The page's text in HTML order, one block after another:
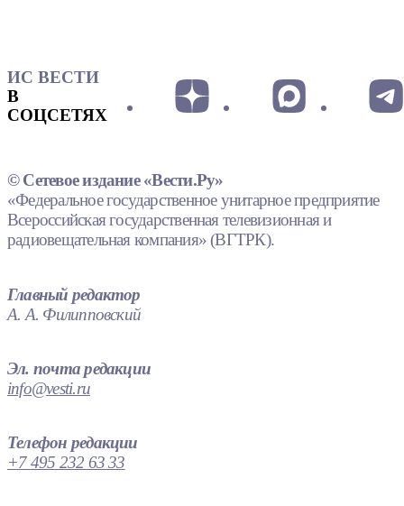
ИС ВЕСТИ
В
СОЦСЕТЯХ
© Сетевое издание «Вести.Ру»
«Федеральное государственное унитарное предприятие
Всероссийская государственная телевизионная и
радиовещательная компания» (ВГТРК).
Главный редактор
А. А. Филипповский
Эл. почта редакции
info@vesti.ru
Телефон редакции
+7 495 232 63 33